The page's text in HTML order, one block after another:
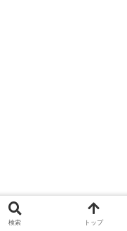
検索 トップ